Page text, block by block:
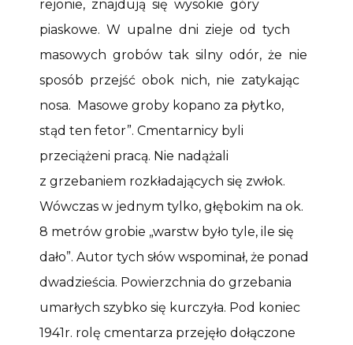
rejonie, znajdują się wysokie góry
piaskowe. W upalne dni zieje od tych
masowych grobów tak silny odór, że nie
sposób przejść obok nich, nie zatykając
nosa. Masowe groby kopano za płytko,
stąd ten fetor”. Cmentarnicy byli
przeciążeni pracą. Nie nadążali
z grzebaniem rozkładających się zwłok.
Wówczas w jednym tylko, głębokim na ok.
8 metrów grobie „warstw było tyle, ile się
dało”. Autor tych słów wspominał, że ponad
dwadzieścia. Powierzchnia do grzebania
umarłych szybko się kurczyła. Pod koniec
1941r. rolę cmentarza przejęło dołączone